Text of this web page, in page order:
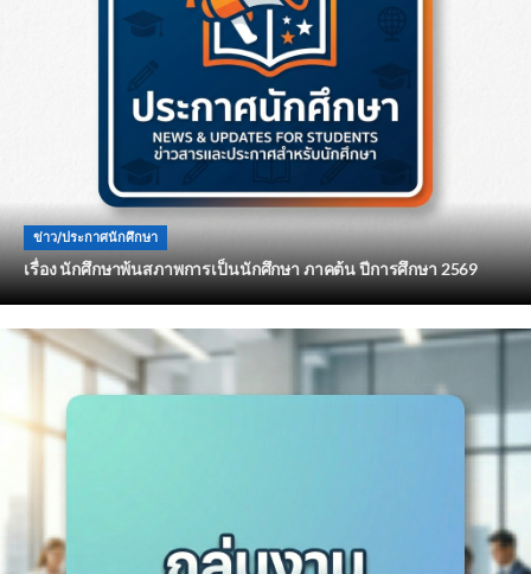
ข่าว/ประกาศนักศึกษา
เรื่อง นักศึกษาพ้นสภาพการเป็นนักศึกษา ภาคต้น ปีการศึกษา 2569